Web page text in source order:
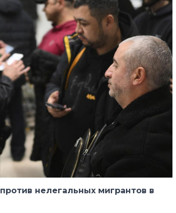
нелегальных мигрантов в